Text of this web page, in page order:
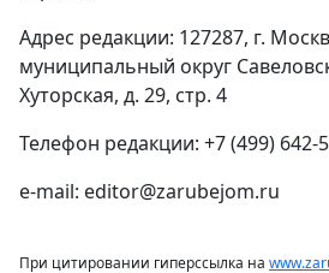
Адрес редакции: 127287, г.
муниципальный округ
Хуторская, д. 29, стр. 4
Телефон редакции: +7 (499) 642-
e-mail: editor@zarubejom.ru
При цитировании гиперссылка на